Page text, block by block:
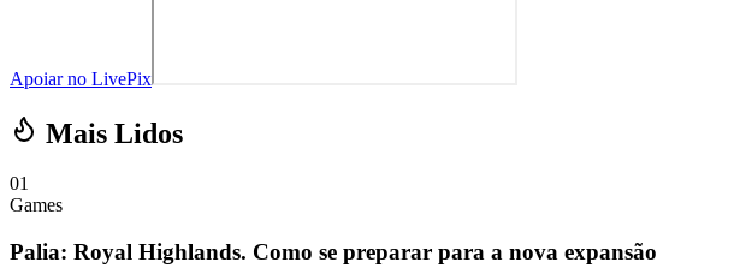
Apoiar no LivePix
Mais Lidos
01
Games
Palia: Royal Highlands. Como se preparar para a nova expansão